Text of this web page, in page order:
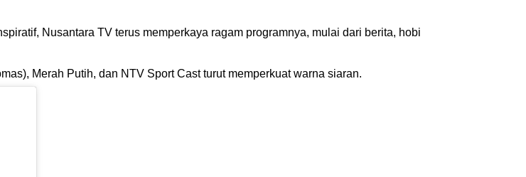
Nusantara TV terus memperkaya ragam programnya, mulai dari berita, hobi
Merah Putih, dan NTV Sport Cast turut memperkuat warna siaran.